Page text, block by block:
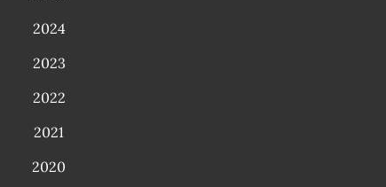
2024
2023
2022
2021
2020